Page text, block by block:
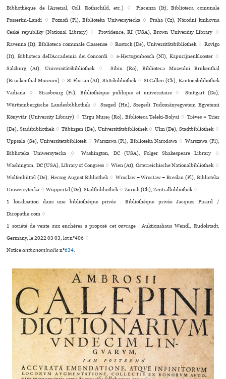
Bibliothèque de l’Arsenal, Coll. Rothschild, etc.) ♢ Piacenza (It), Biblioteca comu­nale
Passerini-Landi ♢ Poznañ (Pl), Biblioteka Uniwersytecka ♢ Praha (Cz), Národní kni­hovna
Ceské repu­bliky (National Library) ♢ Providence, RI (USA), Brown University Library ♢
Ravenna (It), Biblioteca comu­nale Classense ♢ Rostock (De), Universitätsbibliothek ♢ Rovigo
(It), Biblioteca dell’Accademia dei Concordi ♢ s-Hertogenbosch (Nl), Kapucijnenklooster ♢
Salzburg (At), Universitätsbibliothek ♢ Sibiu (Ro), Biblioteca Muzeului Brukenthal
(Bruckenthal Museum) ♢ St Florian (At), Stiftsbibliothek ♢ St Gallen (Ch), Kantonsbibliothek
Vadiana ♢ Strasbourg (Fr), Bibliothèque publi­que et uni­ver­si­taire ♢ Stuttgart (De),
Württembergische Landesbibliothek ♢ Szeged (Hu), Szegedi Tudományegyetem Egyetemi
Könyvtár (University Library) ♢ Tîrgu Mureş (Ro), Biblioteca Teleki-Bolyai ♢ Trèves = Trier
(De), Stadtbibliothek ♢ Tübingen (De), Universitätsbibliothek ♢ Ulm (De), Stadtbibliothek ♢
Uppsala (Se), Universitetsbibliotek ♢ Warszawa (Pl), Biblioteka Narodowa ♢ Warszawa (Pl),
Biblioteka Uniwersytecka ♢ Washington, DC (USA), Folger Shakespeare Library ♢
Washington, DC (USA), Library of Congress ♢ Wien (At), Österreichische Nationalbibliothek ♢
Wolfenbüttel (De), Herzog August Bibliothek ♢ Wroclaw = Wrocław = Breslau (Pl), Biblioteka
Uniwersytecka ♢ Wuppertal (De), Stadtbibliothek ♢ Zürich (Ch), Zentralbibliothek ♢
1 localisation dans une bibliothèque privée : Bibliothèque privée Jacques Picard /
Dicopathe.com ♢
1 société de vente aux enchères a proposé cet ouvrage : Auktionshaus Wendl, Rudolstadt,
Germany, le 2022 03 03, lot n°406 ♢
Noticeanthonominalien°634.